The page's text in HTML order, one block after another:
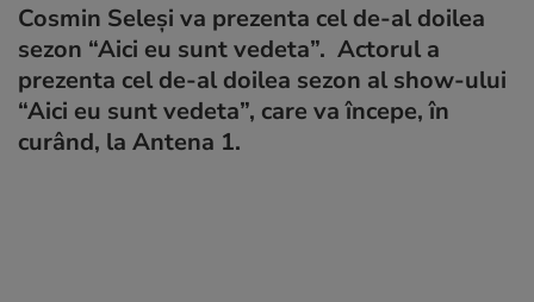
Cosmin Seleși va prezenta cel de-al doilea
sezon “Aici eu sunt vedeta”. Actorul a
prezenta cel de-al doilea sezon al show-ului
“Aici eu sunt vedeta”, care va începe, în
curând, la Antena 1.